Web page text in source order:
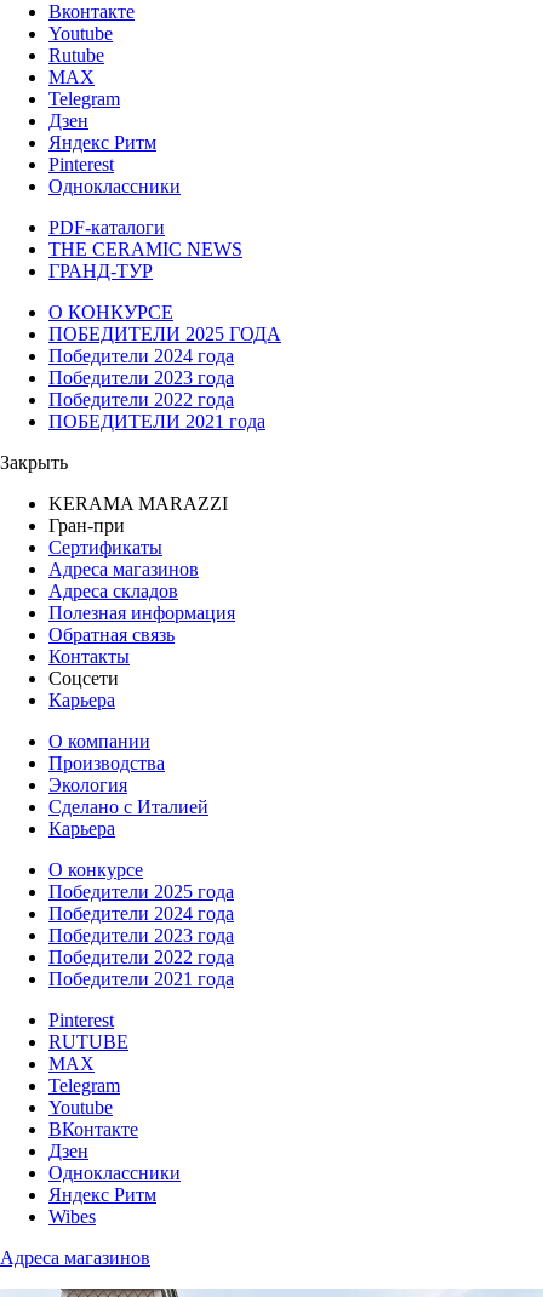
Вконтакте
Youtube
Rutube
MAX
Telegram
Дзен
Яндекс Ритм
Pinterest
Одноклассники
PDF-каталоги
THE CERAMIC NEWS
ГРАНД-ТУР
О КОНКУРСЕ
ПОБЕДИТЕЛИ 2025 ГОДА
Победители 2024 года
Победители 2023 года
Победители 2022 года
ПОБЕДИТЕЛИ 2021 года
Закрыть
KERAMA MARAZZI
Гран-при
Сертификаты
Адреса магазинов
Адреса складов
Полезная информация
Обратная связь
Контакты
Соцсети
Карьера
О компании
Производства
Экология
Сделано с Италией
Карьера
О конкурсе
Победители 2025 года
Победители 2024 года
Победители 2023 года
Победители 2022 года
Победители 2021 года
Pinterest
RUTUBE
MAX
Telegram
Youtube
ВКонтакте
Дзен
Одноклассники
Яндекс Ритм
Wibes
Адреса магазинов